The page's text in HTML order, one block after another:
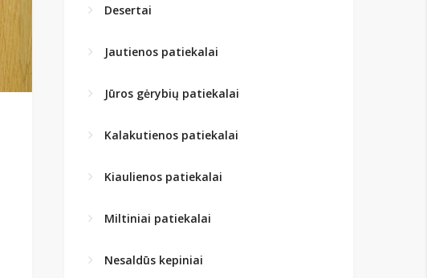
Desertai
Jautienos patiekalai
Jūros gėrybių patiekalai
Kalakutienos patiekalai
Kiaulienos patiekalai
Miltiniai patiekalai
Nesaldūs kepiniai